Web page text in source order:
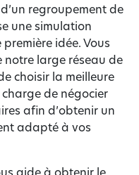
regroupement de
une simulation
idée. Vous
notre large réseau de
choisir la meilleure
de négocier
afin d’obtenir un
adapté à vos